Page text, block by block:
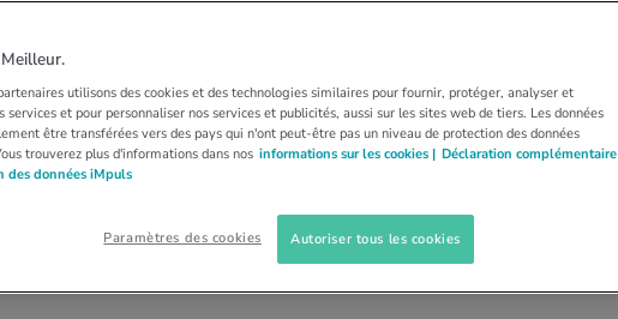
pour atteindre
mode d’emploi
C’est en tout cas ce que presque tout le
la population suisse lutte contre le surpoids.
que d’en perdre. Nous vous expliquons
utilisons des cookies et des technologies similaires pour fournir, protéger, analyser et
services et pour personnaliser nos services et publicités, aussi sur les sites web de tiers. Les données
être transférées vers des pays qui n'ont peut-être pas un niveau de protection des données
trouverez plus d'informations dans nos informations sur les cookies | Déclaration complémentaire
des données iMpuls
Paramètres des cookies Autoriser tous les cookies